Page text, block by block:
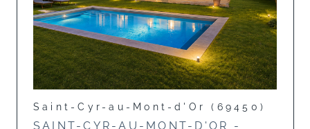
Saint-Cyr-au-Mont-d'Or (69450)
SAINT-CYR-AU-MONT-D'OR -